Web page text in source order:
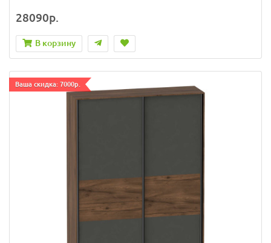
28090р.
В корзину
Ваша скидка: 7000р.